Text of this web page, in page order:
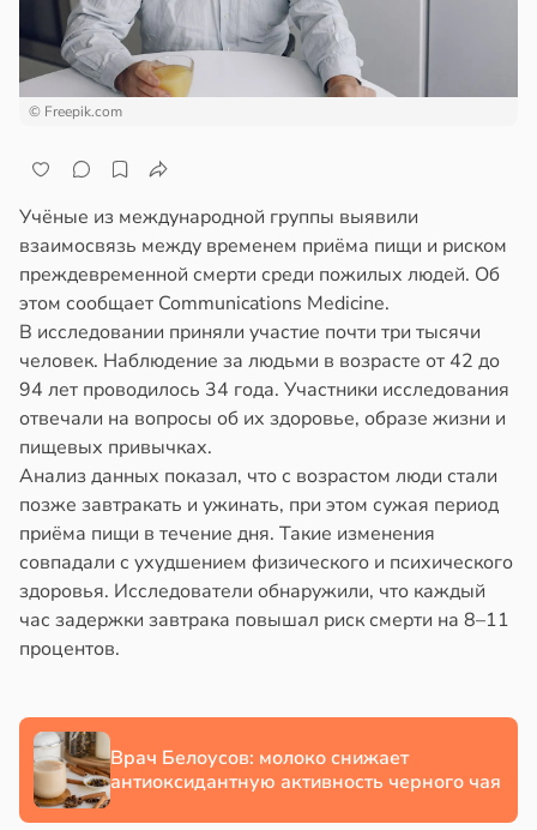
в21:42
в20:58
в
© Freepik.com
Учёные из международной группы выявили
взаимосвязь между временем приёма пищи и риском
преждевременной смерти среди пожилых людей. Об
этом сообщает Communications Medicine.
В исследовании приняли участие почти три тысячи
человек. Наблюдение за людьми в возрасте от 42 до
94 лет проводилось 34 года. Участники исследования
отвечали на вопросы об их здоровье, образе жизни и
пищевых привычках.
Анализ данных показал, что с возрастом люди стали
позже завтракать и ужинать, при этом сужая период
приёма пищи в течение дня. Такие изменения
совпадали с ухудшением физического и психического
здоровья. Исследователи обнаружили, что каждый
час задержки завтрака повышал риск смерти на 8–11
процентов.
Врач Белоусов: молоко снижает
антиоксидантную активность черного чая
19:12